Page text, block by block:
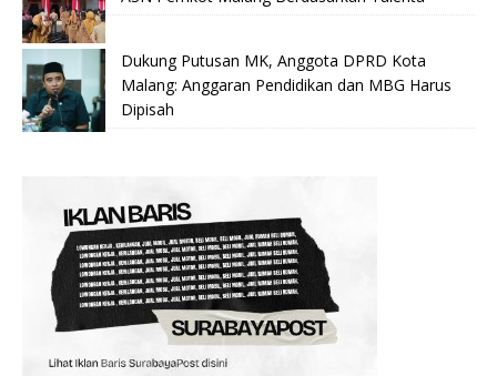
Dukung Putusan MK, Anggota DPRD Kota
Malang: Anggaran Pendidikan dan MBG Harus
Dipisah